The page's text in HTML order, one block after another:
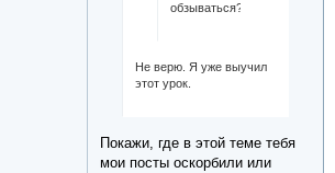
обзываться?
Не верю. Я уже выучил
этот урок.
Покажи, где в этой теме тебя
мои посты оскорбили или